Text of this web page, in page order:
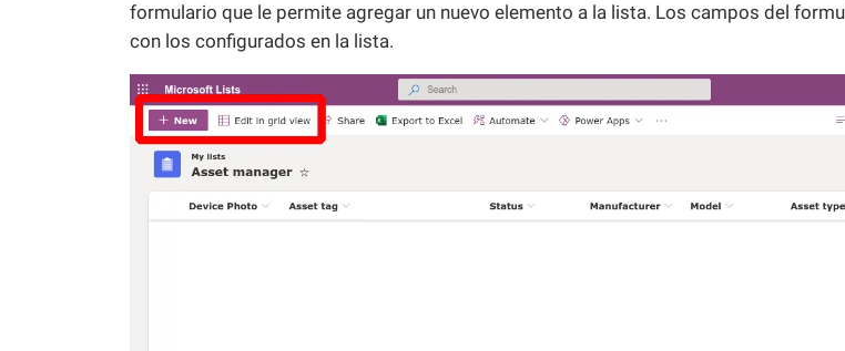
formulario que le permite agregar un nuevo elemento a la lista. Los campos del
con los configurados en la lista.